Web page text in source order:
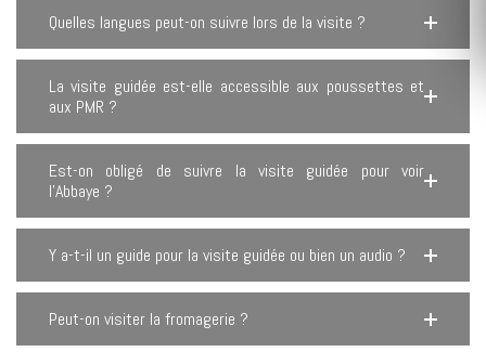
Quelles langues peut-on suivre lors de la visite ?
La visite guidée est-elle accessible aux poussettes et
aux PMR ?
Est-on obligé de suivre la visite guidée pour voir
l’Abbaye ?
Y a-t-il un guide pour la visite guidée ou bien un audio ?
Peut-on visiter la fromagerie ?